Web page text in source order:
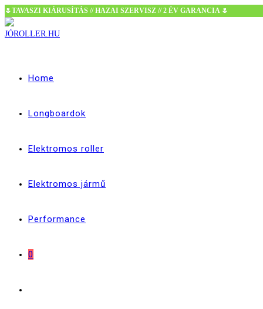
Skip
to
🌷TAVASZI KIÁRUSÍTÁS // HAZAI SZERVISZ // 2 ÉV GARANCIA 🌷
Home
Longboardok
Elektromos roller
Elektromos jármű
Performance
0